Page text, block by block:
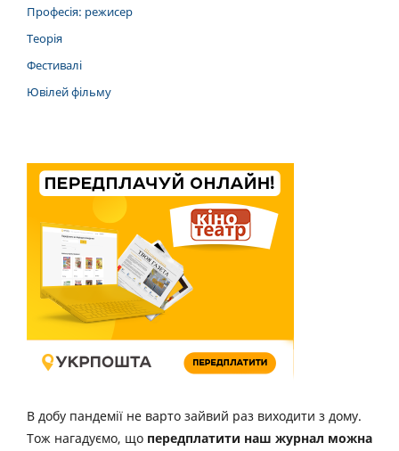
Професія: режисер
Теорія
Фестивалі
Ювілей фільму
В добу пандемії не варто зайвий раз виходити з дому.
Тож нагадуємо, що передплатити наш журнал можна